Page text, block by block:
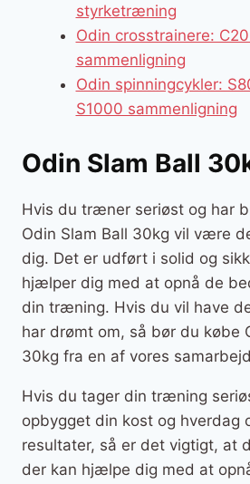
styrketræning
Odin crosstrainere:
sammenligning
Odin spinningcykler:
S1000 sammenligning
Odin Slam Ball
Hvis du træner seriøst og har
Odin Slam Ball 30kg vil være
dig. Det er udført i solid og
hjælper dig med at opnå de
din træning. Hvis du vil have
har drømt om, så bør du købe
30kg fra en af vores
Hvis du tager din træning
opbygget din kost og hverdag
resultater, så er det vigtigt, at
der kan hjælpe dig med at